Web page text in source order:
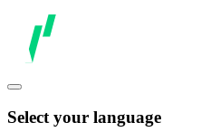
Select your language